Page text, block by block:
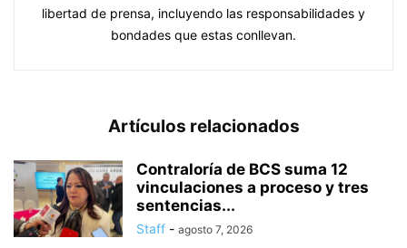
libertad de prensa, incluyendo las responsabilidades y
bondades que estas conllevan.
Artículos relacionados
Contraloría de BCS suma 12
vinculaciones a proceso y tres
sentencias...
Staff - agosto 7, 2026